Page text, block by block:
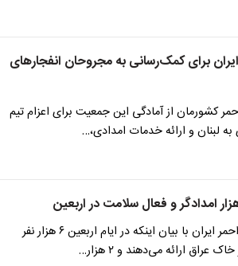
برای کمک‌رسانی به مجروحان انفجارهای
کشورمان از آمادگی این جمعیت برای اعزام تیم
لبنان و ارائه خدمات امدادی،…
رئیس جمعیت هلال احمر ایران با بیان اینکه در ایام اربعین ۶ هزار نفر
ارائه می‌دهند و ۲ هزار…